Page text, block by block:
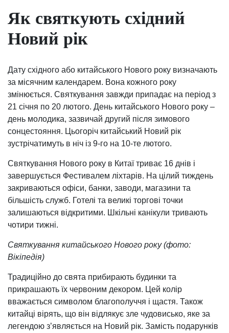
Як святкують східний
Новий рік
Дату східного або китайського Нового року визначають
за місячним календарем. Вона кожного року
змінюється. Святкування завжди припадає на період з
21 січня по 20 лютого. День китайського Нового року –
день молодика, зазвичай другий після зимового
сонцестояння. Цьогоріч китайський Новий рік
зустрічатимуть в ніч із 9-го на 10-те лютого.
Святкування Нового року в Китаї триває 16 днів і
завершується Фестивалем ліхтарів. На цілий тиждень
закриваються офіси, банки, заводи, магазини та
більшість служб. Готелі та великі торгові точки
залишаються відкритими. Шкільні канікули тривають
чотири тижні.
Святкування китайського Нового року (фото:
Вікіпедія)
Традиційно до свята прибирають будинки та
прикрашають їх червоним декором. Цей колір
вважається символом благополуччя і щастя. Також
китайці вірять, що він відлякує зле чудовисько, яке за
легендою з’являється на Новий рік. Замість подарунків